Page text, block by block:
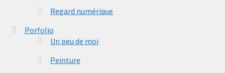
Regard numérique
Porfolio
Un peu de moi
Peinture